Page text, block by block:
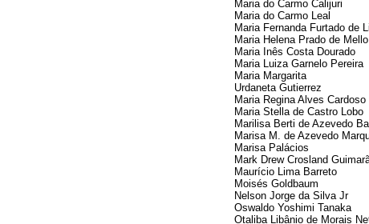
Maria do Carmo Calijuri
Maria do Carmo Leal
Maria Fernanda Furtado de
Maria Helena Prado de
Maria Inês Costa Dourado
Maria Luiza Garnelo Pereira
Maria Margarita
Urdaneta Gutierrez
Maria Regina Alves Cardoso
Maria Stella de Castro Lobo
Marilisa Berti de Azevedo
Marisa M. de Azevedo
Marisa Palácios
Mark Drew Crosland
Maurício Lima Barreto
Moisés Goldbaum
Nelson Jorge da Silva Jr
Oswaldo Yoshimi Tanaka
Otaliba Libânio de Morais